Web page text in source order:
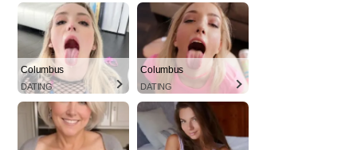
Columbus
DATING
Columbus
DATING